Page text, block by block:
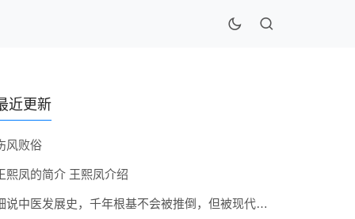
近更新
风败俗
熙凤的简介 王熙凤介绍
细说中医发展史，千年根基不会被推倒，但被现代医疗模式堵住出路